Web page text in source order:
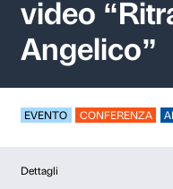
video